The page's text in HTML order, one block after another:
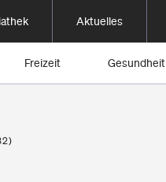
Aktuelles
Freizeit Gesundheit